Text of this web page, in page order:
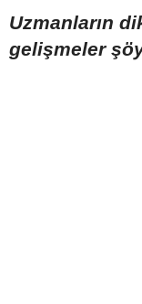
Uzmanların
gelişmeler